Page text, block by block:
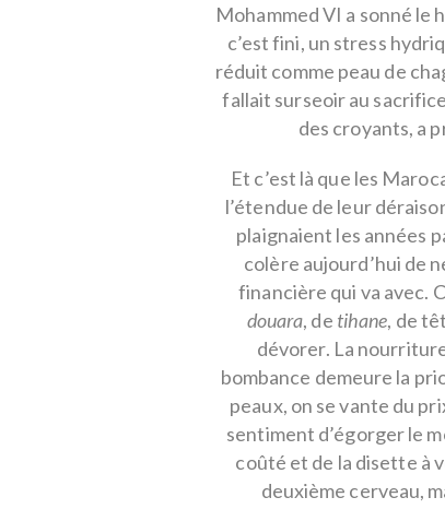
Mohammed VI a sonné le
c’est fini, un stress
réduit comme peau de
fallait surseoir au
des croyants, a
Et c’est là que les
l’étendue de leur
plaignaient les années
colère aujourd’hui de
financière qui va avec.
douara, de tihane, de
dévorer. La
bombance demeure la
peaux, on se vante du
sentiment d’égorger le
coûté et de la disette à
deuxième cerveau,